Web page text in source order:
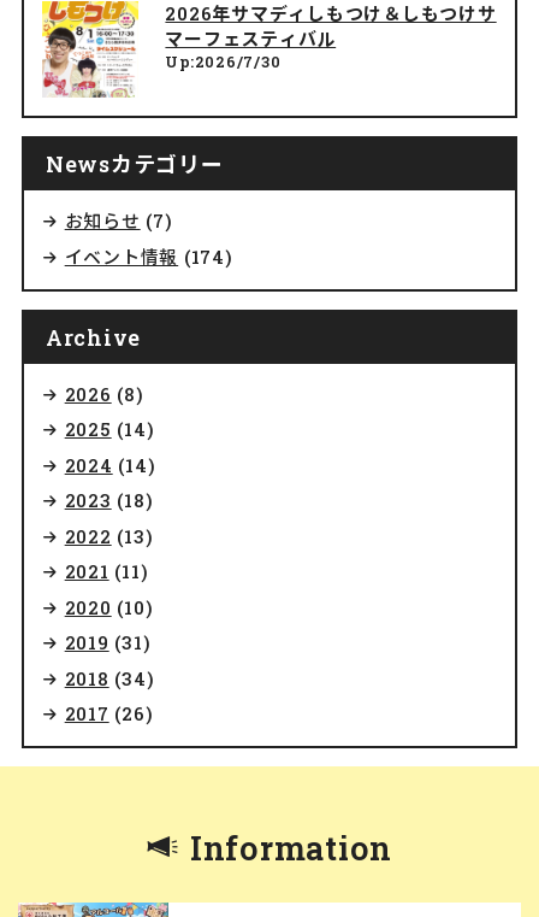
2026年サマディしもつけ＆しもつけサ
マーフェスティバル
Up:2026/7/30
Newsカテゴリー
お知らせ (7)
イベント情報 (174)
Archive
2026 (8)
2025 (14)
2024 (14)
2023 (18)
2022 (13)
2021 (11)
2020 (10)
2019 (31)
2018 (34)
2017 (26)
Information